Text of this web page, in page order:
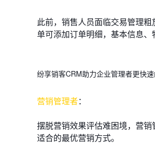
此前，销售人员面临交易管理
单可添加订单明细，基本信息、
纷享销客CRM助力企业管理者更快
营销管理者：
摆脱营销效果评估难困境，营
适合的最优营销方式。